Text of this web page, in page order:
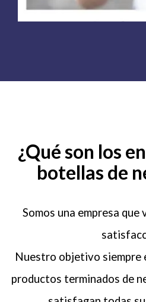
¿Qué son los
botellas de
Somos una empresa que
Nuestro objetivo siempre
productos terminados de